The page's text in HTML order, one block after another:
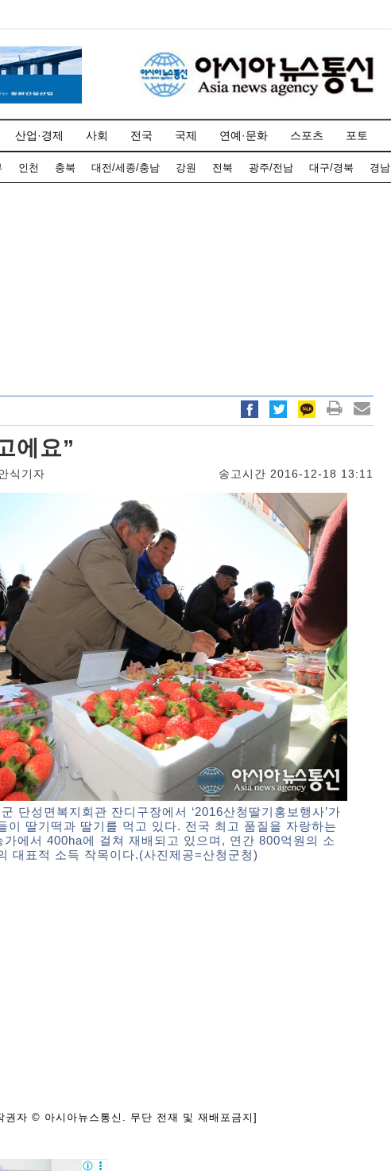
산업·경제 사회 전국 국제 연예·문화 스포츠 포토
인천 충북 대전/세종/충남 강원 전북 광주/전남 대구/경북 경남
에요”
식기자 송고시간 2016-12-18 13:11
단성면복지회관 잔디구장에서 ‘2016산청딸기홍보행사’가
이 딸기떡과 딸기를 먹고 있다. 전국 최고 품질을 자랑하는
에서 400ha에 걸쳐 재배되고 있으며, 연간 800억원의 소
대표적 소득 작목이다.(사진제공=산청군청)
권자 © 아시아뉴스통신. 무단 전재 및 재배포금지]